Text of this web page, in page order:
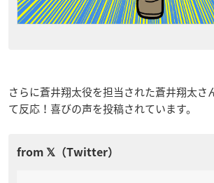
さらに蒼井翔太役を担当された蒼井翔太さ
て反応！喜びの声を投稿されています。